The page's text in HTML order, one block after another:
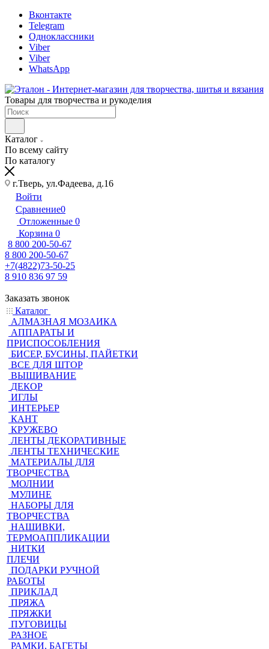
Вконтакте
Telegram
Одноклассники
Viber
Viber
WhatsApp
Товары для творчества и рукоделия
Каталог
По всему сайту
По каталогу
г.Тверь, ул.Фадеева, д.16
Войти
Сравнение0
Отложенные 0
Корзина 0
8 800 200-50-67
8 800 200-50-67
+7(4822)73-50-25
8 910 836 97 59
Заказать звонок
Каталог
АЛМАЗНАЯ МОЗАИКА
АППАРАТЫ И
ПРИСПОСОБЛЕНИЯ
БИСЕР, БУСИНЫ, ПАЙЕТКИ
ВСЕ ДЛЯ ШТОР
ВЫШИВАНИЕ
ДЕКОР
ИГЛЫ
ИНТЕРЬЕР
КАНТ
КРУЖЕВО
ЛЕНТЫ ДЕКОРАТИВНЫЕ
ЛЕНТЫ ТЕХНИЧЕСКИЕ
МАТЕРИАЛЫ ДЛЯ
ТВОРЧЕСТВА
МОЛНИИ
МУЛИНЕ
НАБОРЫ ДЛЯ
ТВОРЧЕСТВА
НАШИВКИ,
ТЕРМОАППЛИКАЦИИ
НИТКИ
ПЛЕЧИ
ПОДАРКИ РУЧНОЙ
РАБОТЫ
ПРИКЛАД
ПРЯЖА
ПРЯЖКИ
ПУГОВИЦЫ
РАЗНОЕ
РАМКИ, БАГЕТЫ